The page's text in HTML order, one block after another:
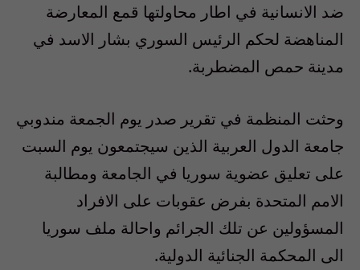
ضد الانسانية في اطار محاولتها قمع المعارضة
المناهضة لحكم الرئيس السوري بشار الاسد في
مدينة حمص المضطربة.
وحثت المنظمة في تقرير صدر يوم الجمعة مندوبي
جامعة الدول العربية الذين سيجتمعون يوم السبت
على تعليق عضوية سوريا في الجامعة ومطالبة
الامم المتحدة بفرض عقوبات على الافراد
المسؤولين عن تلك الجرائم واحالة ملف سوريا
الى المحكمة الجنائية الدولية.